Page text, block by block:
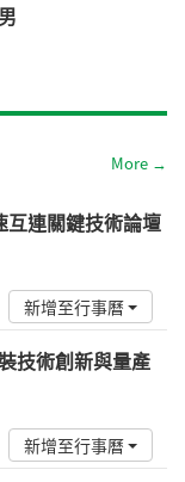
More →
互連關鍵技術論壇
新增至行事曆
技術創新與量產
新增至行事曆